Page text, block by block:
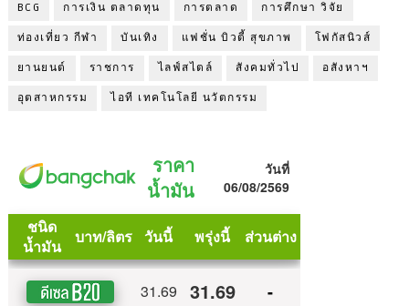
BCG การเงิน ตลาดทุน การตลาด การศึกษา วิจัย
ท่องเที่ยว กีฬา บันเทิง แฟชั่น บิวตี้ สุขภาพ โฟกัสนิวส์
ยานยนต์ ราชการ ไลฟ์สไตล์ สังคมทั่วไป อสังหาฯ
อุตสาหกรรม ไอที เทคโนโลยี นวัตกรรม